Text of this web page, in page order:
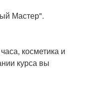
Мастер".
косметика и
курса вы